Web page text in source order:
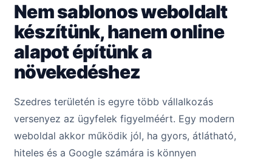
Nem sablonos weboldalt
készítünk, hanem online
alapot építünk a
növekedéshez
Szedres területén is egyre több vállalkozás
versenyez az ügyfelek figyelméért. Egy modern
weboldal akkor működik jól, ha gyors, átlátható,
hiteles és a Google számára is könnyen